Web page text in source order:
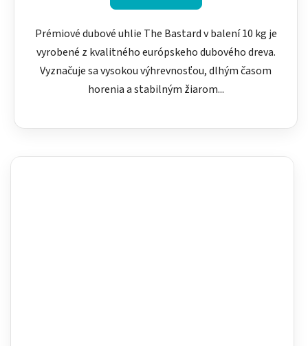
Prémiové dubové uhlie The Bastard v balení 10 kg je
vyrobené z kvalitného európskeho dubového dreva.
Vyznačuje sa vysokou výhrevnosťou, dlhým časom
horenia a stabilným žiarom...